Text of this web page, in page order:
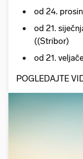
od 24.
od 21.
((Stribor)
od 21.
POGLEDAJTE